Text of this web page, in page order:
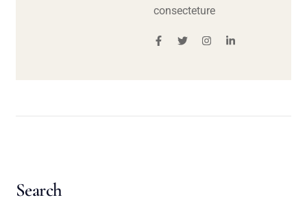
consecteture
Search